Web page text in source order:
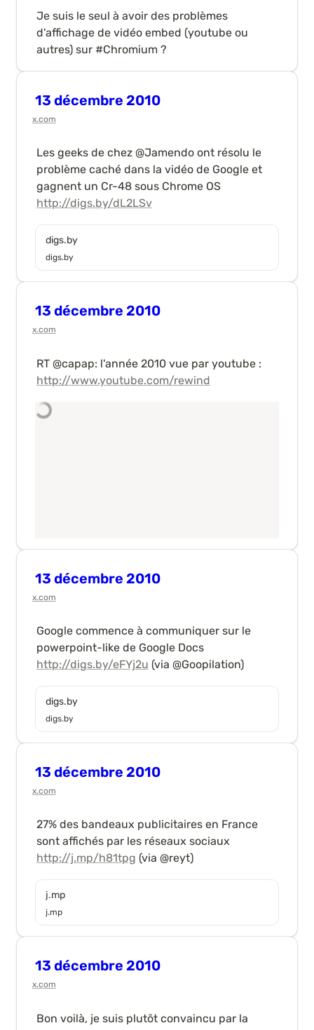
Je suis le seul à avoir des problèmes
d'affichage de vidéo embed (youtube ou
autres) sur #Chromium ?
13 décembre 2010
x.com
Les geeks de chez @Jamendo ont résolu le
problème caché dans la vidéo de Google et
gagnent un Cr-48 sous Chrome OS
http://digs.by/dL2LSv
digs.by
digs.by
13 décembre 2010
x.com
http://www.youtube.com/rewind
13 décembre 2010
x.com
Google commence à communiquer sur le
powerpoint-like de Google Docs
http://digs.by/eFYj2u (via @Goopilation)
digs.by
digs.by
13 décembre 2010
x.com
27% des bandeaux publicitaires en France
http://j.mp/h81tpg (via @reyt)
j.mp
j.mp
13 décembre 2010
x.com
Bon voilà, je suis plutôt convaincu par la